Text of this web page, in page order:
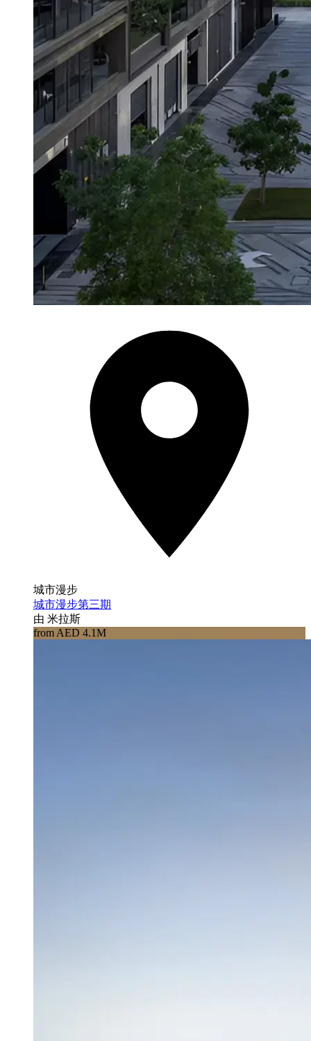
城市漫步
城市漫步第三期
由 米拉斯
from AED 4.1M